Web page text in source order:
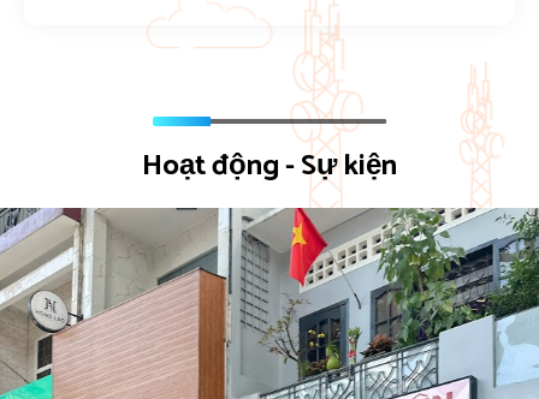
Hoạt động - Sự kiện